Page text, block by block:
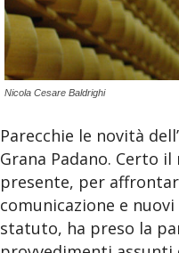
Nicola Cesare Baldrighi
Parecchie le novità
Grana Padano. Certo
presente, per
comunicazione e
statuto, ha preso la